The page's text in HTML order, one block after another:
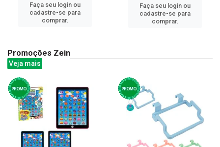
Faça seu login ou
cadastre-se para
comprar.
Faça seu login ou
cadastre-se para
comprar.
Promoções Zein
Veja mais